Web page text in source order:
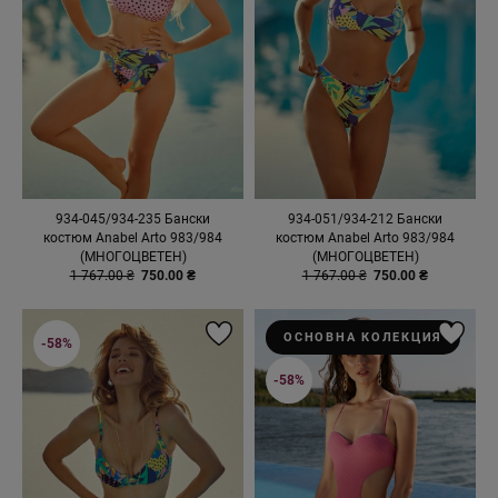
934-045/934-235 Бански
костюм Anabel Arto 983/984
(МНОГОЦВЕТЕН)
1 767.00 ₴ 750.00 ₴
934-051/934-212 Бански
костюм Anabel Arto 983/984
(МНОГОЦВЕТЕН)
1 767.00 ₴ 750.00 ₴
-58% ОСНОВНА КОЛЕКЦИЯ
-58%